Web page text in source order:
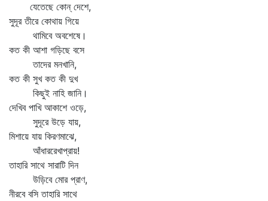
যেতেছে কোন্‌ দেশে,
সুদূর তীরে কোথায় গিয়ে
থামিবে অবশেষে।
কত কী আশা গড়িছে বসে
তাদের মনখানি,
কত কী সুখ কত কী দুখ
কিছুই নাহি জানি।
দেখিব পাখি আকাশে ওড়ে,
সুদূরে উড়ে যায়,
মিশায়ে যায় কিরণমাঝে,
আঁধাররেখাপ্রায়!
তাহারি সাথে সারাটি দিন
উড়িবে মোর প্রাণ,
নীরবে বসি তাহারি সাথে